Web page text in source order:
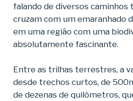
falando de diversos caminhos
cruzam com um emaranhado
em uma região com uma
absolutamente fascinante.
Entre as trilhas terrestres, a
desde trechos curtos, de
de dezenas de quilômetros,